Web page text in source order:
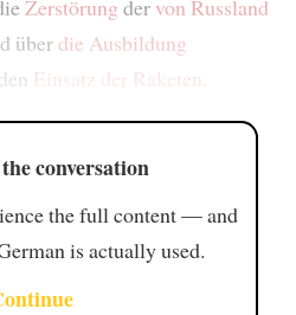
Zerstörung dervon Russland
überdie Ausbildung
Einsatz der Raketen
conversation
the full content — and
is actually used.